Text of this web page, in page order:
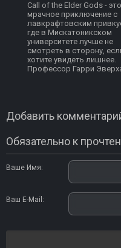
Call of the Elder Gods - это
мрачное приключение с
лавкрафтовским
где в Мискатоникском
университете лучше не
смотреть в сторону,
хотите увидеть лишнее.
Профессор Гарри
Добавить
Обязательно к
Ваше Имя:
Ваш E-Mail: